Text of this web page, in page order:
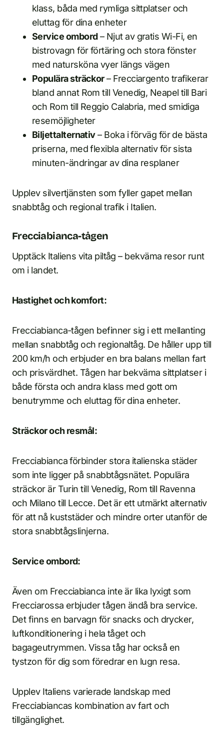
klass, båda med rymliga sittplatser och
eluttag för dina enheter
Service ombord– Njut av gratis Wi-Fi, en
bistrovagn för förtäring och stora fönster
med natursköna vyer längs vägen
Populära sträckor– Frecciargento trafikerar
bland annat Rom till Venedig, Neapel till Bari
och Rom till Reggio Calabria, med smidiga
resemöjligheter
Biljettalternativ– Boka i förväg för de bästa
priserna, med flexibla alternativ för sista
minuten-ändringar av dina resplaner
Upplev silvertjänsten som fyller gapet mellan
snabbtåg och regional trafik i Italien.
Frecciabianca-tågen
Upptäck Italiens vita piltåg – bekväma resor runt
om i landet.
Hastighet och komfort:
Frecciabianca-tågen befinner sig i ett mellanting
mellan snabbtåg och regionaltåg. De håller upp till
200 km/h och erbjuder en bra balans mellan fart
och prisvärdhet. Tågen har bekväma sittplatser i
både första och andra klass med gott om
benutrymme och eluttag för dina enheter.
Sträckor och resmål:
Frecciabianca förbinder stora italienska städer
som inte ligger på snabbtågsnätet. Populära
sträckor är Turin till Venedig, Rom till Ravenna
och Milano till Lecce. Det är ett utmärkt alternativ
för att nå kuststäder och mindre orter utanför de
stora snabbtågslinjerna.
Service ombord:
Även om Frecciabianca inte är lika lyxigt som
Frecciarossa erbjuder tågen ändå bra service.
Det finns en barvagn för snacks och drycker,
luftkonditionering i hela tåget och
bagageutrymmen. Vissa tåg har också en
tystzon för dig som föredrar en lugn resa.
Upplev Italiens varierade landskap med
Frecciabiancas kombination av fart och
tillgänglighet.